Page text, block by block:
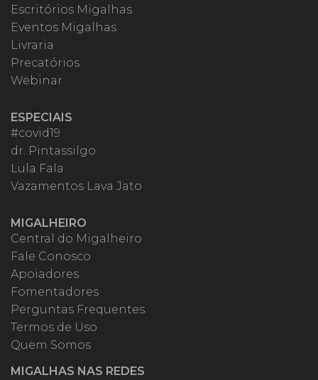
Escritórios Migalhas
Eventos Migalhas
Livraria
Precatórios
Webinar
ESPECIAIS
#covid19
dr. Pintassilgo
Lula Fala
Vazamentos Lava Jato
MIGALHEIRO
Central do Migalheiro
Fale Conosco
Apoiadores
Fomentadores
Perguntas Frequentes
Termos de Uso
Quem Somos
MIGALHAS NAS REDES